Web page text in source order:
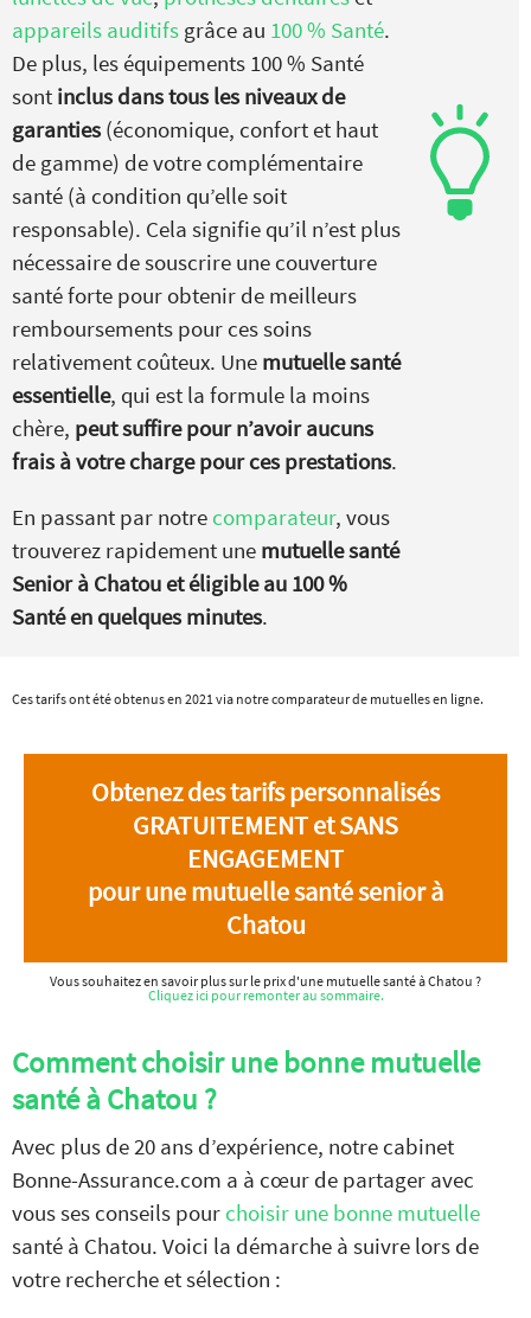
appareils auditifs grâce au 100 % Santé.
De plus, les équipements 100 % Santé
sont inclus dans tous les niveaux de
garanties (économique, confort et haut
de gamme) de votre complémentaire
santé (à condition qu’elle soit
responsable). Cela signifie qu’il n’est plus
nécessaire de souscrire une couverture
santé forte pour obtenir de meilleurs
remboursements pour ces soins
relativement coûteux. Une mutuelle santé
essentielle, qui est la formule la moins
chère, peut suffire pour n’avoir aucuns
frais à votre charge pour ces prestations.
En passant par notre comparateur, vous
trouverez rapidement une mutuelle santé
Senior à Chatou et éligible au 100 %
Santé en quelques minutes.
Ces tarifs ont été obtenus en 2021 via notre comparateur de mutuelles en ligne.
Obtenez des tarifs personnalisés
GRATUITEMENT et SANS
ENGAGEMENT
pour une mutuelle santé senior à
Chatou
Vous souhaitez en savoir plus sur le prix d'une mutuelle santé à Chatou ?
Cliquez ici pour remonter au sommaire.
Comment choisir une bonne mutuelle
santé à Chatou ?
Avec plus de 20 ans d’expérience, notre cabinet
Bonne-Assurance.com a à cœur de partager avec
vous ses conseils pour choisir une bonne mutuelle
santé à Chatou. Voici la démarche à suivre lors de
votre recherche et sélection :